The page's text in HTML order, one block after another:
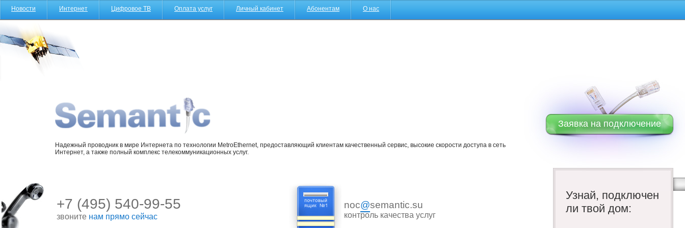
Новости Интернет Цифровое ТВ Оплата услуг Личный кабинет Абонентам О нас
Заявка на подключение
Узнай, подключен
ли твой дом:
Надежный проводник в мире Интернета по технологии MetroEthernet, предоставляющий клиентам качественный сервис, высокие скорости доступа в сеть
Интернет, а также полный комплекс телекоммуникационных услуг.
+7 (495) 540-99-55
звоните нам прямо сейчас
noc@semantic.su
контроль качества услуг